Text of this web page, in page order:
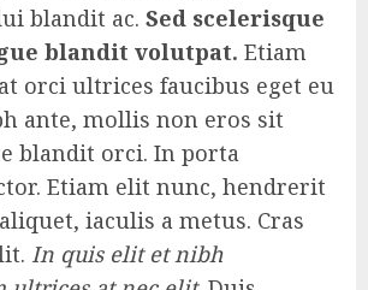
blandit ac. Sed scelerisque
blandit volutpat. Etiam
orci ultrices faucibus eget eu
ante, mollis non eros sit
blandit orci. In porta
Etiam elit nunc, hendrerit
iaculis a metus. Cras
In quis elit et nibh